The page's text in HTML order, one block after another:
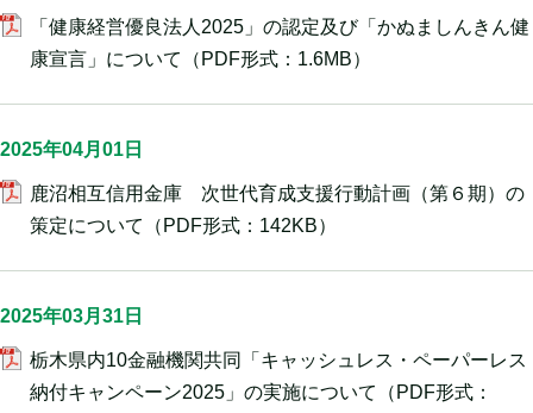
「健康経営優良法人2025」の認定及び「かぬましんきん健
康宣言」について
（PDF形式：1.6MB）
2025年04月01日
鹿沼相互信用金庫 次世代育成支援行動計画（第６期）の
策定について
（PDF形式：142KB）
2025年03月31日
栃木県内10金融機関共同「キャッシュレス・ペーパーレス
納付キャンペーン2025」の実施について
（PDF形式：